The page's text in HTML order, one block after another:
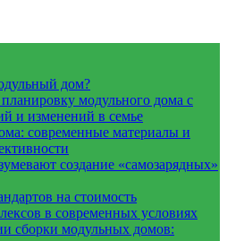
дом?
модульного дома с
и изменений в семье
современные материалы и
создание «самозарядных»
на стоимость
в современных условиях
сборки модульных домов: